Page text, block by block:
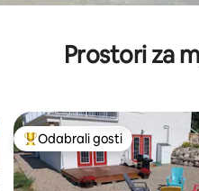
Prostori za
Među najviše rangiranima s
Odabrali gosti